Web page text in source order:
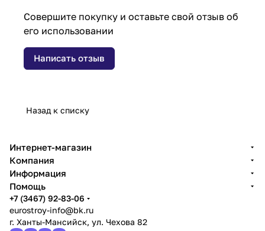
Совершите покупку и оставьте свой отзыв об
его использовании
Написать отзыв
Назад к списку
Интернет-магазин
Компания
Информация
Помощь
+7 (3467) 92-83-06
eurostroy-info@bk.ru
г. Ханты-Мансийск, ул. Чехова 82